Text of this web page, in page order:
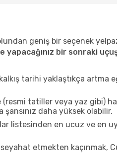
geniş bir seçenek
yapacağınız bir sonraki
tarihi yaklaştıkça artma
tatiller veya yaz gibi)
daha yüksek olabilir.
listesinden en ucuz ve en
etmekten kaçınmak,